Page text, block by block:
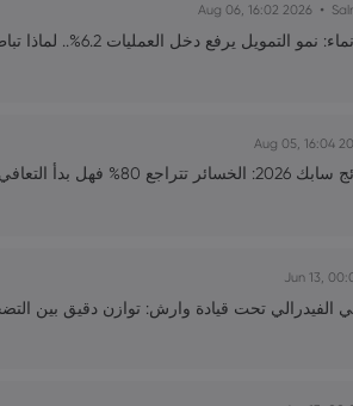
2026 Aug 06, 16:02
نمو التمويل يرفع دخل العمليات 6.2%.. لماذا تباطأت أرباح الربع الثاني؟
2026
الخسائر تتراجع 80% فهل بدأ التعافي؟
الفيدرالي تحت قيادة وارش: توازن دقيق بين